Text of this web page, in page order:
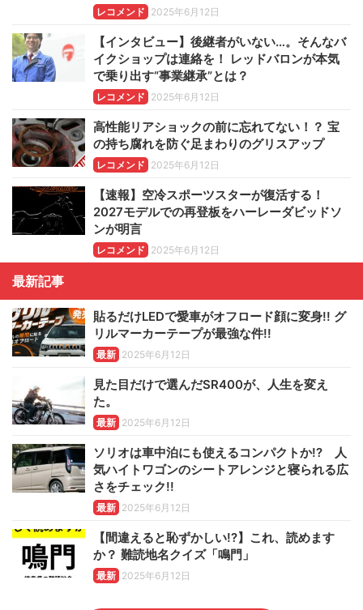
レコメンド 2025年6月12日
【インタビュー】後継者がいない…。そんなバ
イクショップは連絡を！ レッドバロンが本気
で乗り出す“事業継承”とは？
レコメンド 2025年6月12日
高性能リアショックの前に忘れてない！？ 宝
の持ち腐れを防ぐ足まわりのグリスアップ
レコメンド 2025年6月12日
【速報】空冷スポーツスターが復活する！
2027モデルでの再登板をハーレーダビッドソ
ンが明言
レコメンド 2025年6月12日
最新記事
貼るだけLEDで愛車がオフロード顔に変身!! グ
リルマーカーテープが最強な件!!
最新 2025年6月12日
見た目だけで選んだSR400が、人生を変え
た。
最新 2025年6月12日
ソリオは車中泊にも使えるコンパクトか!? 人
気ハイトワゴンのシートアレンジと寝られる広
さをチェック!!
最新 2025年6月12日
【間違えると恥ずかしい!?】これ、読めます
か？ 難読地名クイズ「鳴門」
最新 2025年6月12日